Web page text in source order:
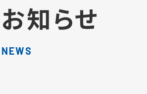
お知らせ
NEWS